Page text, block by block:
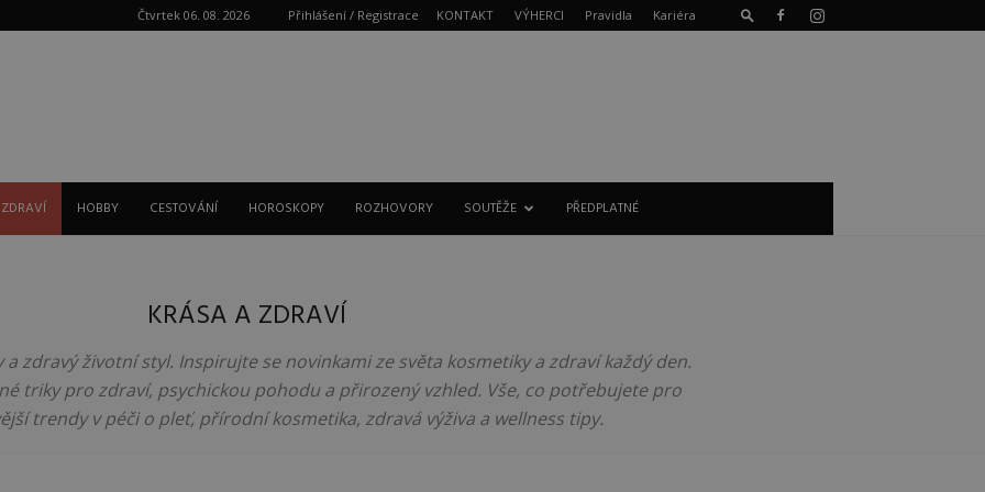
Čtvrtek 06. 08. 2026 Přihlášení / Registrace KONTAKT VÝHERCI Pravidla Kariéra
HOBBY CESTOVÁNÍ HOROSKOPY ROZHOVORY SOUTĚŽE PŘEDPLATNÉ
KRÁSA A ZDRAVÍ
zdravý životní styl. Inspirujte se novinkami ze světa kosmetiky a zdraví každý den.
triky pro zdraví, psychickou pohodu a přirozený vzhled. Vše, co potřebujete pro
trendy v péči o pleť, přírodní kosmetika, zdravá výživa a wellness tipy.